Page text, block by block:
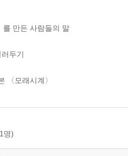
를 만든 사람들의 말
두기
〈모래시계〉
명)